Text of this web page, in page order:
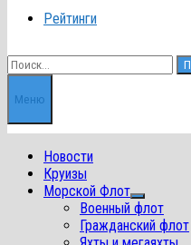
Рейтинги
Найти:
Меню
Новости
Круизы
Морской Флот
Показать
подменю
Военный флот
Гражданский флот